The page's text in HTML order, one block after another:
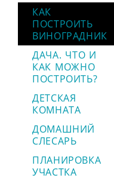
КАК
ПОСТРОИТЬ
ВИНОГРАДНИК
ДАЧА. ЧТО И
КАК МОЖНО
ПОСТРОИТЬ?
ДЕТСКАЯ
КОМНАТА
ДОМАШНИЙ
СЛЕСАРЬ
ПЛАНИРОВКА
УЧАСТКА